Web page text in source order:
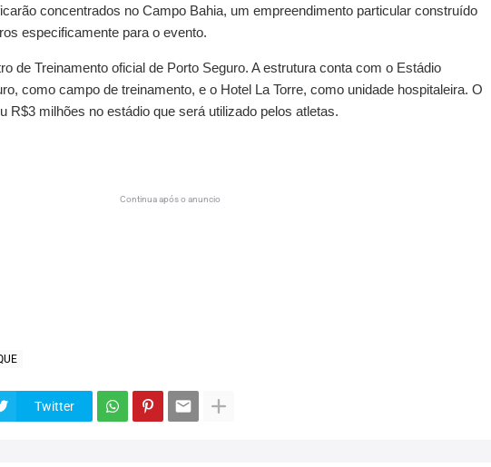
concentrados no Campo Bahia, um empreendimento particular construído
especificamente para o evento.
de Treinamento oficial de Porto Seguro. A estrutura conta com o Estádio
como campo de treinamento, e o Hotel La Torre, como unidade hospitaleira. O
R$3 milhões no estádio que será utilizado pelos atletas.
Continua após o anuncio
Twitter